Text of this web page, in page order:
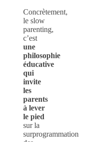
Concrètement,
le slow
parenting,
c’est
une
philosophie
éducative
qui
invite
les
parents
à lever
le pied
sur la
surprogrammation